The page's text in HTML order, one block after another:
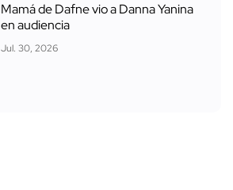
Mamá de Dafne vio a Danna Yanina
en audiencia
Jul. 30, 2026